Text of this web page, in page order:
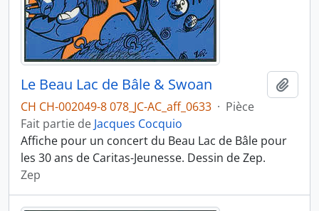
Le Beau Lac de Bâle & Swoan
CH CH-002049-8 078_JC-AC_aff_0633 · Pièce
Fait partie de Jacques Cocquio
Affiche pour un concert du Beau Lac de Bâle pour
les 30 ans de Caritas-Jeunesse. Dessin de Zep.
Zep